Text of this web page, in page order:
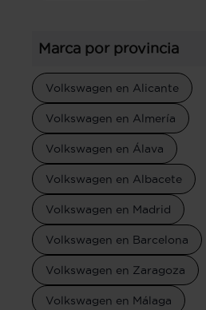
Marca por provincia
Volkswagen en Alicante
Volkswagen en Almería
Volkswagen en Álava
Volkswagen en Albacete
Volkswagen en Madrid
Volkswagen en Barcelona
Volkswagen en Zaragoza
Volkswagen en Málaga